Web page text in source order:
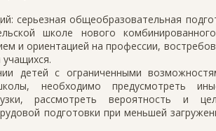
серьезная общеобразовательная
школе нового
и ориентацией на профессии,
детей с ограниченными
необходимо предусмотреть
рассмотреть вероятность и
подготовки при меньшей